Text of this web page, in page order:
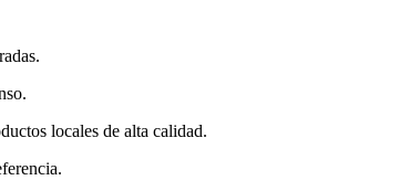
locales de alta calidad.